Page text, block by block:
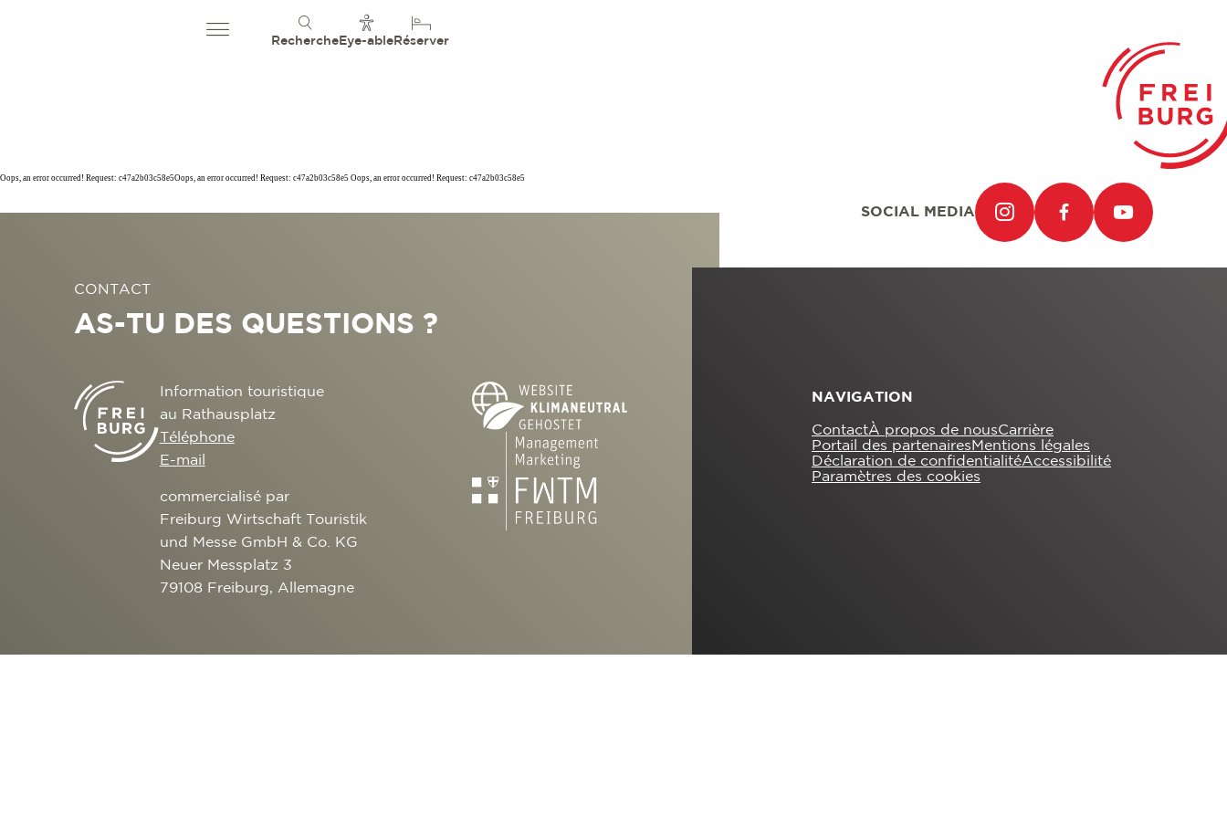
Recherche Eye-able Réserver
Oops, an error occurred! Request: c47a2b03c58e5Oops, an error occurred! Request: c47a2b03c58e5 Oops, an error occurred! Request: c47a2b03c58e5
SOCIAL MEDIA
CONTACT
AS-TU DES QUESTIONS ?
Information touristique
au Rathausplatz
Téléphone
E-mail
commercialisé par
Freiburg Wirtschaft Touristik
und Messe GmbH & Co. KG
Neuer Messplatz 3
79108 Freiburg, Allemagne
NAVIGATION
ContactÀ propos de nousCarrière
Portail des partenaires Mentions légales
Déclaration de confidentialitéAccessibilité
Paramètres des cookies